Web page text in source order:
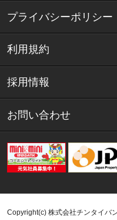
プライバシーポリシー
利用規約
採用情報
お問い合わせ
Copyright(c) 株式会社チンタイバ